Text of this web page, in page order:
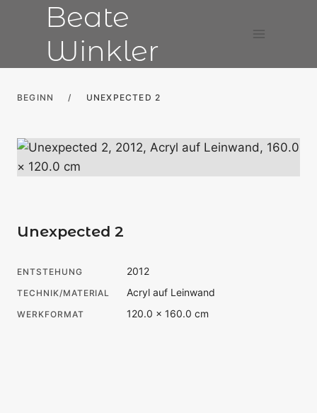
Beate
Winkler
BEGINN / UNEXPECTED 2
Unexpected 2
ENTSTEHUNG 2012
TECHNIK/MATERIAL Acryl auf Leinwand
WERKFORMAT 120.0 × 160.0 cm